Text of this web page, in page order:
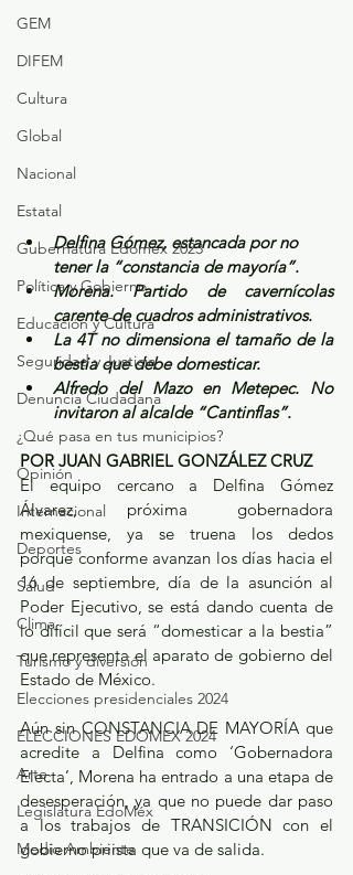
GEM
DIFEM
Cultura
Global
Nacional
Estatal
Gubernatura Edoméx 2023
Política y Gobierno
Educación y Cultura
Seguridad y Justicia
Denuncia Ciudadana
¿Qué pasa en tus municipios?
Opinión
Internacional
Deportes
Salud
Clima
Turismo y diversión
Elecciones presidenciales 2024
ELECCIONES EDOMEX 2024
Arte
Legislatura EdoMéx
Medio Ambiente
Delfina Gómez, estancada por no
tener la “constancia de mayoría”.
Morena. Partido de cavernícolas
carente de cuadros administrativos.
La 4T no dimensiona el tamaño de la
bestia que debe domesticar.
Alfredo del Mazo en Metepec. No
invitaron al alcalde “Cantinflas”.
POR JUAN GABRIEL GONZÁLEZ CRUZ
El equipo cercano a Delfina Gómez
Álvarez, próxima gobernadora
mexiquense, ya se truena los dedos
porque conforme avanzan los días hacia el
16 de septiembre, día de la asunción al
Poder Ejecutivo, se está dando cuenta de
lo difícil que será “domesticar a la bestia”
que representa el aparato de gobierno del
Estado de México.
Aún sin CONSTANCIA DE MAYORÍA que
acredite a Delfina como ‘Gobernadora
Electa’, Morena ha entrado a una etapa de
desesperación, ya que no puede dar paso
a los trabajos de TRANSICIÓN con el
gobierno priista que va de salida.